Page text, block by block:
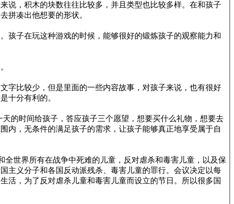
说，积木的块数往往比较多，并且类型也比较多样。在和孩子
拼凑出他想要的形状。
孩子在玩这种游戏的时候，能够很好的锻炼孩子的观察能力和
字比较少，但是里面的一些内容故事，对孩子来说，也有很好
十分有利的。
的时间给孩子，答应孩子三个愿望，想要买什么礼物，想要去
内，无条件的满足孩子的需求，让孩子能够真正地享受属于自
全世界所有在战争中死难的儿童，反对虐杀和毒害儿童，以及保
主义分子和各国反动派残杀、毒害儿童的罪行。会议决定以每
活，为了反对虐杀儿童和毒害儿童而设立的节日。所以很多国